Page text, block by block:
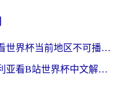
在美国看世界杯当前地区不可播放？海外党体育观赛终极指南来了！
在澳大利亚看B站世界杯中文解说仅限中国大陆？这篇指南帮你打破限制看遍赛事